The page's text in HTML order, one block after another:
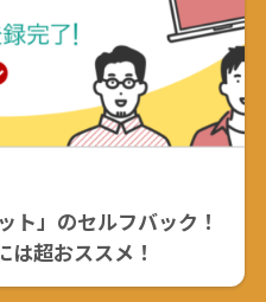
ト」のセルフバック！
は超おススメ！